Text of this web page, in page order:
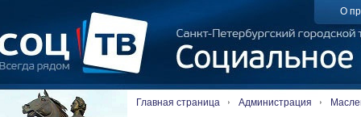
О
Главная страница Администрация